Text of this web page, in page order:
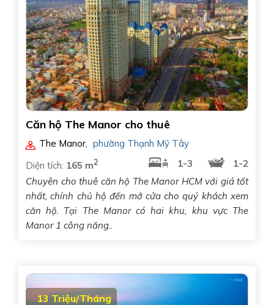
Căn hộ The Manor cho thuê
The Manor
phường Thạnh Mỹ Tây
Diện tích: 165 m2 1-3
1-2
Chuyên cho thuê căn hộ The Manor HCM với giá tốt
nhất, chính chủ hộ đến mở cửa cho quý khách xem
căn hộ. Tại The Manor có hai khu, khu vực The
Manor 1 công năng..
13 Triệu/Tháng